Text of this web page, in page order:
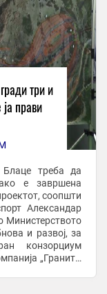
три и
прави
Блаце треба да
е завршена
соопшти
Александар
Министерството
и развој, за
конзорциум
„Гранит“.